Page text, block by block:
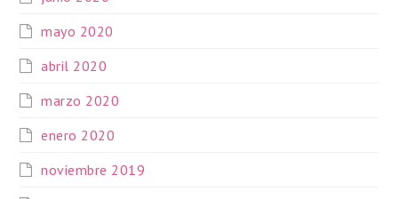
mayo 2020
abril 2020
marzo 2020
enero 2020
noviembre 2019